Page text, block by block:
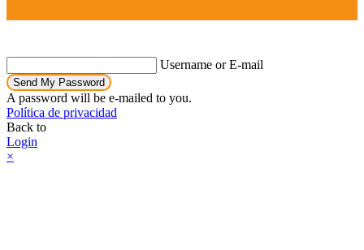
Username or E-mail
Send My Password
A password will be e-mailed to you.
Política de privacidad
Back to
Login
×